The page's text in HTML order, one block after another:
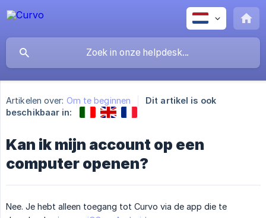
Artikelen over: Om te beginnen
Dit artikel is ook
beschikbaar in:
Kan ik mijn account op een
computer openen?
Nee. Je hebt alleen toegang tot Curvo via de app die te